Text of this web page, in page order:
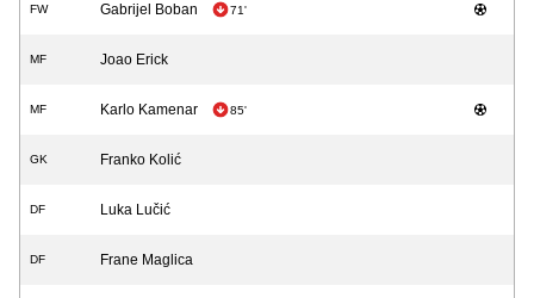
FW Gabrijel Boban 71'
MF Joao Erick
MF Karlo Kamenar 85'
GK Franko Kolić
DF Luka Lučić
DF Frane Maglica